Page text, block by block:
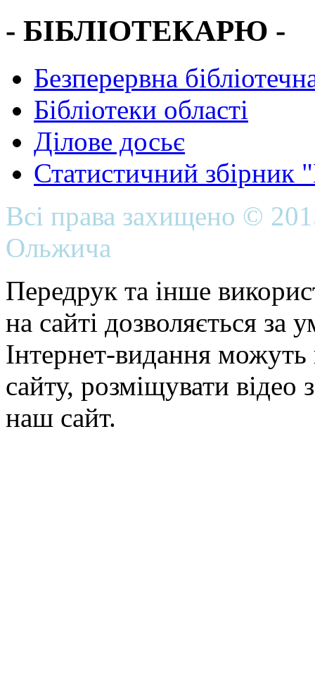
- БІБЛІОТЕКАРЮ -
Безперервна
Бібліотеки області
Ділове досьє
Статистичний
Всі права захищено ©
Ольжича
Передрук та інше
на сайті дозволяється
Інтернет-видання можуть
сайту, розміщувати відео
наш сайт.